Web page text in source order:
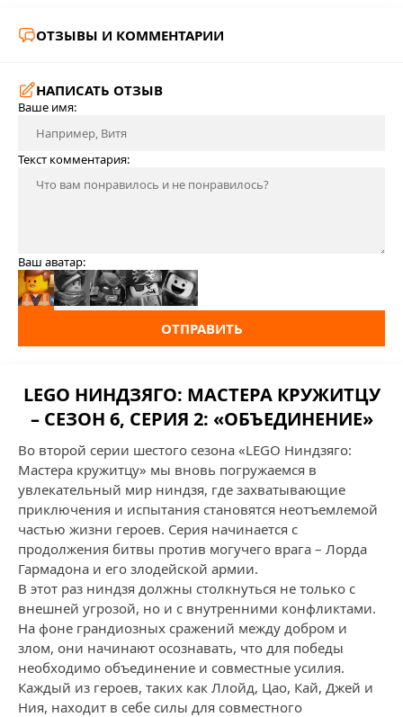
ОТЗЫВЫ И КОММЕНТАРИИ
НАПИСАТЬ ОТЗЫВ
Ваше имя:
Текст комментария:
Ваш аватар:
ОТПРАВИТЬ
LEGO НИНДЗЯГО: МАСТЕРА КРУЖИТЦУ
– СЕЗОН 6, СЕРИЯ 2: «ОБЪЕДИНЕНИЕ»
Во второй серии шестого сезона «LEGO Ниндзяго:
Мастера кружитцу» мы вновь погружаемся в
увлекательный мир ниндзя, где захватывающие
приключения и испытания становятся неотъемлемой
частью жизни героев. Серия начинается с
продолжения битвы против могучего врага – Лорда
Гармадона и его злодейской армии.
В этот раз ниндзя должны столкнуться не только с
внешней угрозой, но и с внутренними конфликтами.
На фоне грандиозных сражений между добром и
злом, они начинают осознавать, что для победы
необходимо объединение и совместные усилия.
Каждый из героев, таких как Ллойд, Цао, Кай, Джей и
Ния, находит в себе силы для совместного